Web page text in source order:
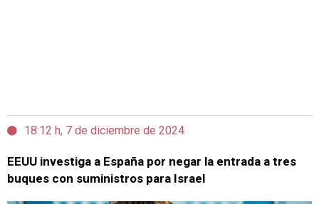
18:12 h, 7 de diciembre de 2024
EEUU investiga a España por negar la entrada a tres
buques con suministros para Israel